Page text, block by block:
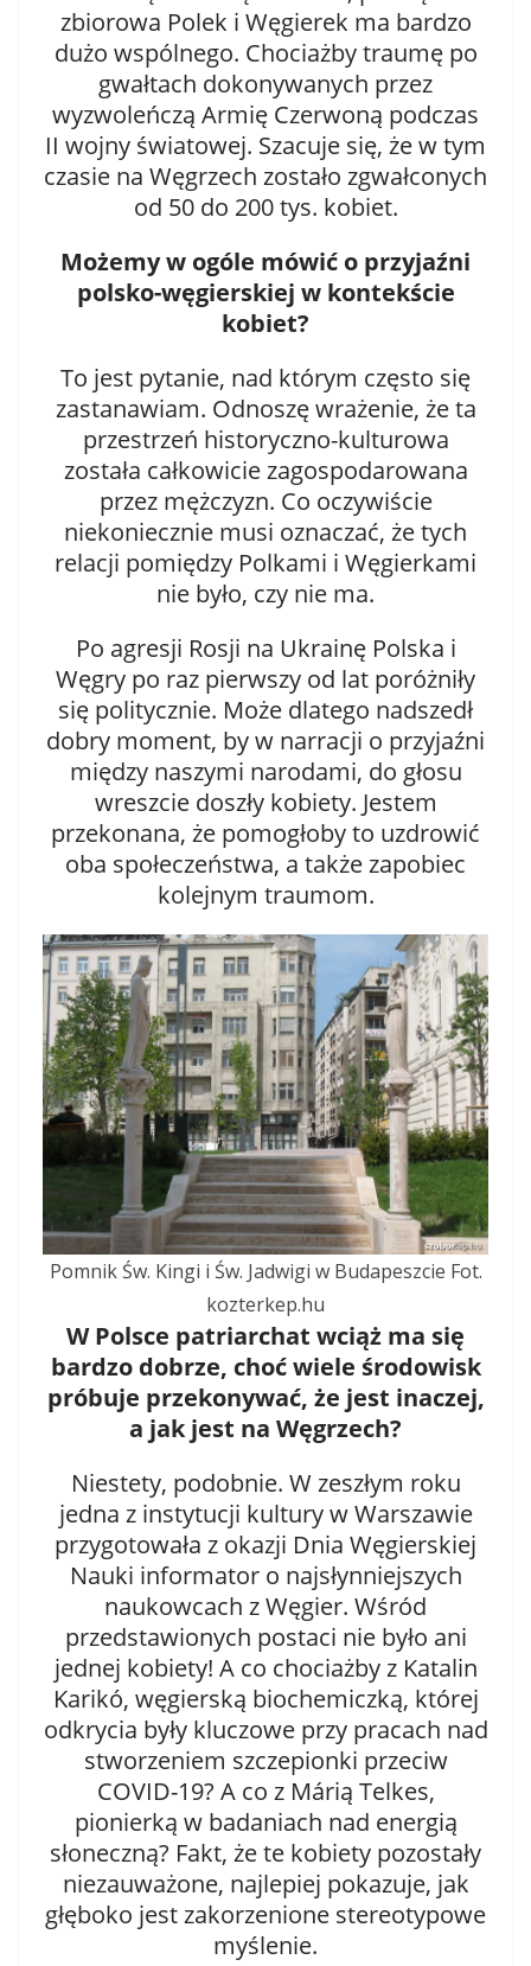
zbiorowa Polek i Węgierek ma bardzo
dużo wspólnego. Chociażby traumę po
gwałtach dokonywanych przez
wyzwoleńczą Armię Czerwoną podczas
II wojny światowej. Szacuje się, że w tym
czasie na Węgrzech zostało zgwałconych
od 50 do 200 tys. kobiet.
Możemy w ogóle mówić o przyjaźni
polsko-węgierskiej w kontekście
kobiet?
To jest pytanie, nad którym często się
zastanawiam. Odnoszę wrażenie, że ta
przestrzeń historyczno-kulturowa
została całkowicie zagospodarowana
przez mężczyzn. Co oczywiście
niekoniecznie musi oznaczać, że tych
relacji pomiędzy Polkami i Węgierkami
nie było, czy nie ma.
Po agresji Rosji na Ukrainę Polska i
Węgry po raz pierwszy od lat poróżniły
się politycznie. Może dlatego nadszedł
dobry moment, by w narracji o przyjaźni
między naszymi narodami, do głosu
wreszcie doszły kobiety. Jestem
przekonana, że pomogłoby to uzdrowić
oba społeczeństwa, a także zapobiec
kolejnym traumom.
Pomnik Św. Kingi i Św. Jadwigi w Budapeszcie Fot.
kozterkep.hu
W Polsce patriarchat wciąż ma się
bardzo dobrze, choć wiele środowisk
próbuje przekonywać, że jest inaczej,
a jak jest na Węgrzech?
Niestety, podobnie. W zeszłym roku
jedna z instytucji kultury w Warszawie
przygotowała z okazji Dnia Węgierskiej
Nauki informator o najsłynniejszych
naukowcach z Węgier. Wśród
przedstawionych postaci nie było ani
jednej kobiety! A co chociażby z Katalin
Karikó, węgierską biochemiczką, której
odkrycia były kluczowe przy pracach nad
stworzeniem szczepionki przeciw
COVID-19? A co z Márią Telkes,
pionierką w badaniach nad energią
słoneczną? Fakt, że te kobiety pozostały
niezauważone, najlepiej pokazuje, jak
głęboko jest zakorzenione stereotypowe
myślenie.